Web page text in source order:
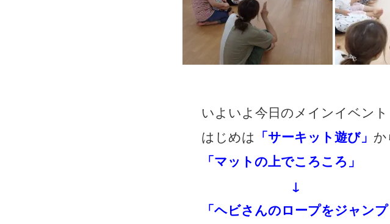
いよいよ今日のメインイベント
はじめは 「サーキット遊び」 か
「マットの上でころころ」
↓
「ヘビさんのロープをジャンプ